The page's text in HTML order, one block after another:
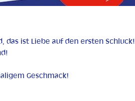
das ist Liebe auf den ersten Schluck!
Geschmack!